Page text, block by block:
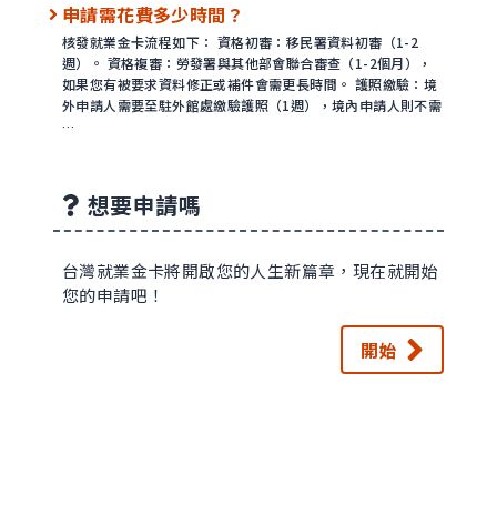
申請需花費多少時間？
核發就業金卡流程如下： 資格初審：移民署資料初審（1-2
週）。 資格複審：勞發署與其他部會聯合審查（1-2個月），
如果您有被要求資料修正或補件會需更長時間。 護照繳驗：境
外申請人需要至駐外館處繳驗護照（1週），境內申請人則不需
…
想要申請嗎
台灣就業金卡將開啟您的人生新篇章，現在就開始
您的申請吧！
開始